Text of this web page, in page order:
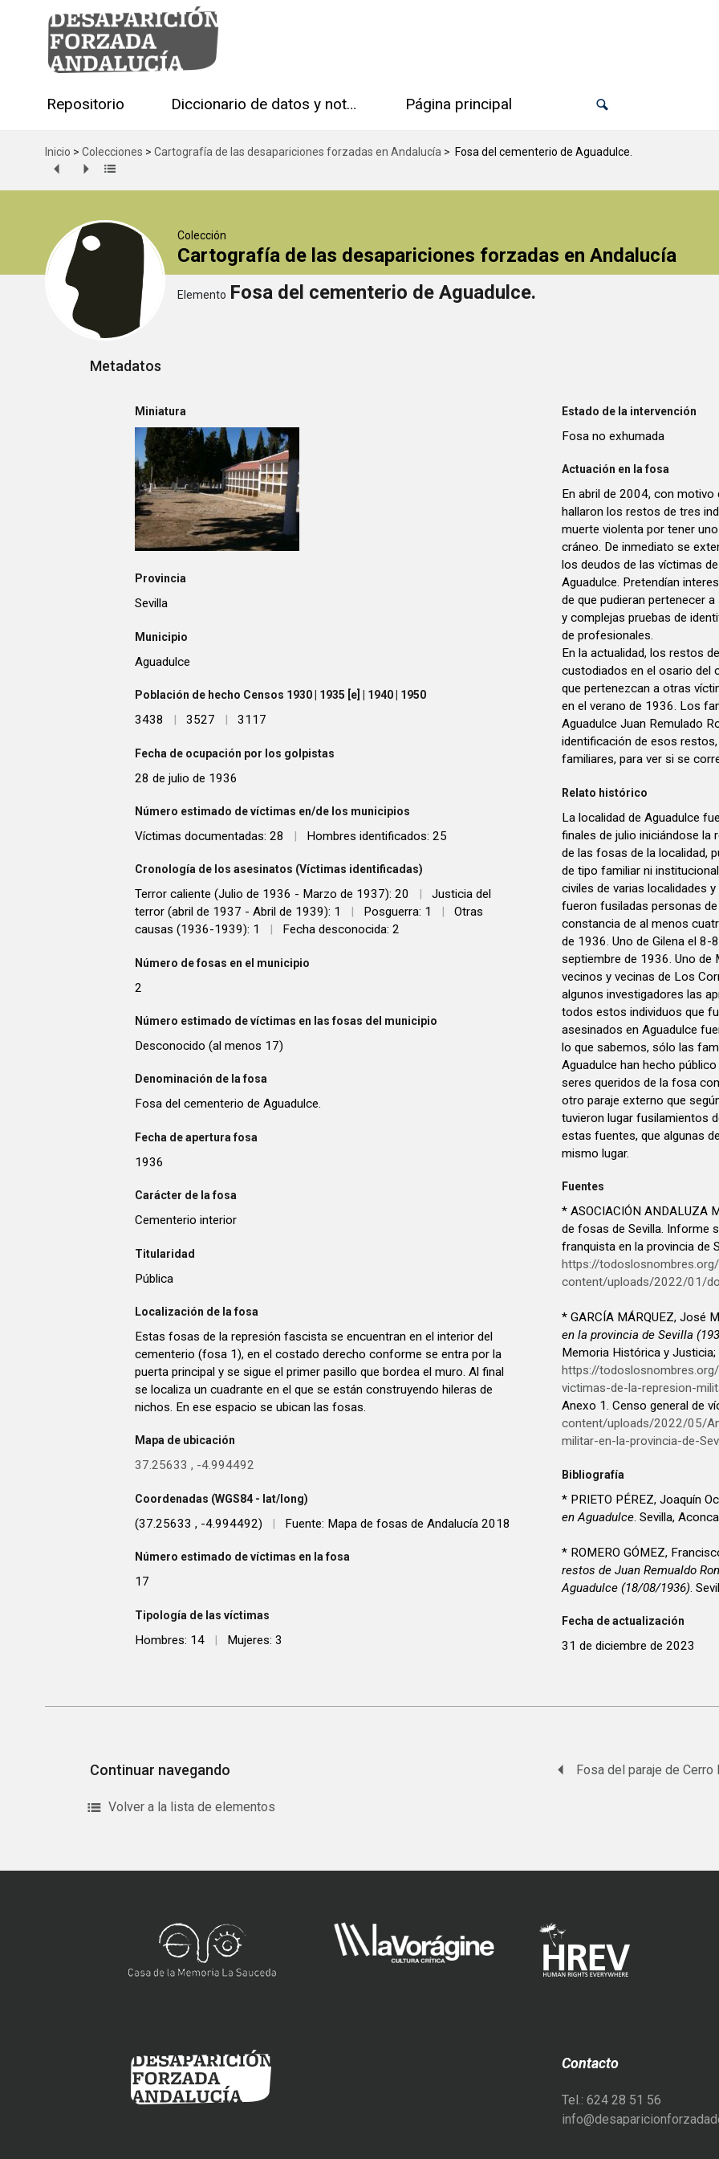
Repositorio Diccionario de datos y notas técnicas Página principal
Inicio > Colecciones > Cartografía de las desapariciones forzadas en Andalucía > Fosa del cementerio de Aguadulce.
Colección
Cartografía de las desapariciones forzadas en Andalucía
Elemento Fosa del cementerio de Aguadulce.
Metadatos
Miniatura
Provincia
Sevilla
Municipio
Aguadulce
Población de hecho Censos 1930 | 1935 [e] | 1940 | 1950
3438 | 3527 | 3117
Fecha de ocupación por los golpistas
28 de julio de 1936
Número estimado de víctimas en/de los municipios
Víctimas documentadas: 28 | Hombres identificados: 25
Cronología de los asesinatos (Víctimas identificadas)
Terror caliente (Julio de 1936 - Marzo de 1937): 20
Justicia del
terror (abril de 1937 - Abril de 1939): 1
Posguerra: 1
Otras
causas (1936-1939): 1
Fecha desconocida: 2
Número de fosas en el municipio
2
Número estimado de víctimas en las fosas del municipio
Desconocido (al menos 17)
Denominación de la fosa
Fosa del cementerio de Aguadulce.
Fecha de apertura fosa
1936
Carácter de la fosa
Cementerio interior
Titularidad
Pública
Localización de la fosa
Estas fosas de la represión fascista se encuentran en el interior del
cementerio (fosa 1), en el costado derecho conforme se entra por la
puerta principal y se sigue el primer pasillo que bordea el muro. Al final
se localiza un cuadrante en el que se están construyendo hileras de
nichos. En ese espacio se ubican las fosas.
Mapa de ubicación
37.25633 , -4.994492
Coordenadas (WGS84 - lat/long)
(37.25633 , -4.994492) | Fuente: Mapa de fosas de Andalucía 2018
Número estimado de víctimas en la fosa
17
Tipología de las víctimas
Hombres: 14 | Mujeres: 3
Estado de la intervención
Fosa no exhumada
Actuación en la fosa
En abril de 2004, con
hallaron los restos de tres
muerte violenta por tener
cráneo. De inmediato se
los deudos de las víctimas
Aguadulce. Pretendían
de que pudieran pertenecer
y complejas pruebas de
de profesionales.
En la actualidad, los restos
custodiados en el osario del
que pertenezcan a otras
en el verano de 1936. Los
Aguadulce Juan Remulado
identificación de esos
familiares, para ver si se
Relato histórico
La localidad de Aguadulce
finales de julio iniciándose la
de las fosas de la localidad,
de tipo familiar ni
civiles de varias localidades
fueron fusiladas personas
constancia de al menos
de 1936. Uno de Gilena el
septiembre de 1936. Uno de
vecinos y vecinas de Los
algunos investigadores las
todos estos individuos que
asesinados en Aguadulce
lo que sabemos, sólo las
Aguadulce han hecho
seres queridos de la fosa
otro paraje externo que
tuvieron lugar fusilamientos
estas fuentes, que algunas
mismo lugar.
Fuentes
* ASOCIACIÓN ANDALUZA
de fosas de Sevilla. Informe
franquista en la provincia de
https://
content/uploads/2022/01/
* GARCÍA MÁRQUEZ, José
en la provincia de Sevilla
Memoria Histórica y
https://
victimas-de-la-represion-
Anexo 1. Censo general de
content/uploads/2022/05/
militar-en-la-provincia-de-
Bibliografía
* PRIETO PÉREZ, Joaquín
en Aguadulce . Sevilla,
* ROMERO GÓMEZ,
restos de Juan Remualdo
Aguadulce (18/08/1936) .
Fecha de actualización
31 de diciembre de 2023
Continuar navegando
Volver a la lista de elementos
Contacto
Tel.: 624 28 51 56